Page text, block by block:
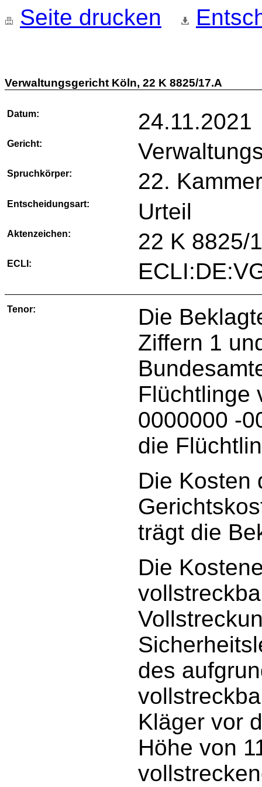
Seite drucken
Verwaltungsgericht Köln, 22 K 8825/17.A
Datum: 24.11.2021
Gericht:
Spruchkörper: 22.
Entscheidungsart: Urteil
Aktenzeichen: 22 K 8825/
ECLI:
Tenor:
Die
Ziffern 1
Flüchtlinge
0000000 -
die
Die Kosten
trägt die
Die
des
Kläger vor
Höhe von